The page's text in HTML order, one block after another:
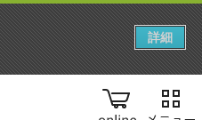
online
詳細